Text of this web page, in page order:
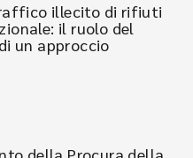
illecito di rifiuti
il ruolo del
un approccio